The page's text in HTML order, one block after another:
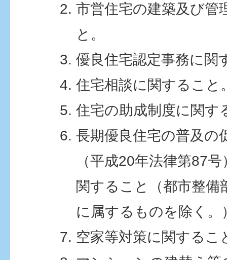
市営住宅の建築及び管
と。
優良住宅認定事務に関
住宅相談に関すること
住宅の助成制度に関す
長期優良住宅の普及の
（平成20年法律第87
関すること（都市整備
に属するものを除く。
空家等対策に関するこ